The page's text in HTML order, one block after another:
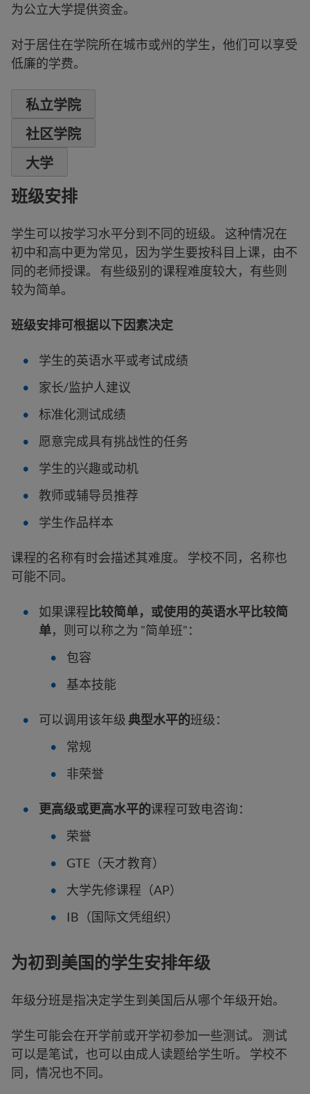
为公立大学提供资金。
对于居住在学院所在城市或州的学生，他们可以享受
低廉的学费。
私立学院
社区学院
大学
班级安排
学生可以按学习水平分到不同的班级。 这种情况在
初中和高中更为常见，因为学生要按科目上课，由不
同的老师授课。 有些级别的课程难度较大，有些则
较为简单。
班级安排可根据以下因素决定
学生的英语水平或考试成绩
家长/监护人建议
标准化测试成绩
愿意完成具有挑战性的任务
学生的兴趣或动机
教师或辅导员推荐
学生作品样本
课程的名称有时会描述其难度。 学校不同，名称也
可能不同。
如果课程 比较简单，或使用的英语水平比较简
单，则可以称之为 "简单班"：
包容
基本技能
可以调用该年级典型水平的班级：
常规
非荣誉
更高级或更高水平的课程可致电咨询：
荣誉
GTE（天才教育）
大学先修课程（AP）
IB（国际文凭组织）
为初到美国的学生安排年级
年级分班是指决定学生到美国后从哪个年级开始。
学生可能会在开学前或开学初参加一些测试。 测试
可以是笔试，也可以由成人读题给学生听。 学校不
同，情况也不同。